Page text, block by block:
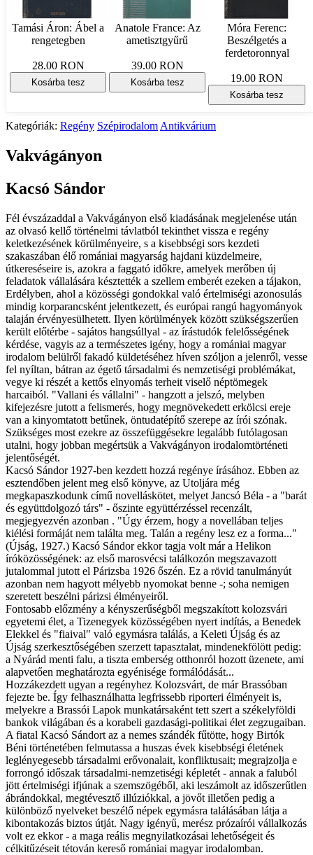
Tamási Áron: Ábel a
rengetegben
28.00 RON
Kosárba tesz
Anatole France: Az
ametisztgyűrű
39.00 RON
Kosárba tesz
Móra Ferenc:
Beszélgetés a
ferdetoronnyal
19.00 RON
Kosárba tesz
Kategóriák: Regény Szépirodalom Antikvárium
Vakvágányon
Kacsó Sándor
Fél évszázaddal a Vakvágányon első kiadásának megjelenése után
az olvasó kellő történelmi távlatból tekinthet vissza e regény
keletkezésének körülményeire, s a kisebbségi sors kezdeti
szakaszában élő romániai magyarság hajdani küzdelmeire,
útkereséseire is, azokra a faggató időkre, amelyek merőben új
feladatok vállalására késztették a szellem emberét ezeken a tájakon,
Erdélyben, ahol a közösségi gondokkal való értelmiségi azonosulás
mindig korparancsként jelentkezett, és európai rangú hagyományok
talaján érvényesülhetett. Ilyen körülmények között szükségszerűen
került előtérbe - sajátos hangsúllyal - az írástudók felelősségének
kérdése, vagyis az a természetes igény, hogy a romániai magyar
irodalom belülről fakadó küldetéséhez híven szóljon a jelenről, vesse
fel nyíltan, bátran az égető társadalmi és nemzetiségi problémákat,
vegye ki részét a kettős elnyomás terheit viselő néptömegek
harcaiból. "Vallani és vállalni" - hangzott a jelszó, melyben
kifejezésre jutott a felismerés, hogy megnövekedett erkölcsi ereje
van a kinyomtatott betűnek, öntudatépítő szerepe az írói szónak.
Szükséges most ezekre az összefüggésekre legalább futólagosan
utalni, hogy jobban megértsük a Vakvágányon irodalomtörténeti
jelentőségét.
Kacsó Sándor 1927-ben kezdett hozzá regénye írásához. Ebben az
esztendőben jelent meg első könyve, az Utoljára még
megkapaszkodunk című novelláskötet, melyet Jancsó Béla - a "barát
és együttdolgozó társ" - őszinte együttérzéssel recenzált,
megjegyezvén azonban . "Úgy érzem, hogy a novellában teljes
kiélési formáját nem találta meg. Talán a regény lesz ez a forma..."
(Újság, 1927.) Kacsó Sándor ekkor tagja volt már a Helikon
íróközösségének: az első marosvécsi találkozón megszavazott
jutalommal jutott el Párizsba 1926 őszén. Ez a rövid tanulmányút
azonban nem hagyott mélyebb nyomokat benne -; soha nemigen
szeretett beszélni párizsi élményeiről.
Fontosabb előzmény a kényszerűségből megszakított kolozsvári
egyetemi élet, a Tizenegyek közösségében nyert indítás, a Benedek
Elekkel és "fiaival" való egymásra találás, a Keleti Újság és az
Újság szerkesztőségében szerzett tapasztalat, mindenekfölött pedig:
a Nyárád menti falu, a tiszta emberség otthonról hozott üzenete, ami
alapvetően meghatározta egyénisége formálódását...
Hozzákezdett ugyan a regényhez Kolozsvárt, de már Brassóban
fejezte be. Így felhasználhatta legfrissebb riporteri élményeit is,
melyekre a Brassói Lapok munkatársaként tett szert a székelyföldi
bankok világában és a korabeli gazdasági-politikai élet zegzugaiban.
A fiatal Kacsó Sándort az a nemes szándék fűtötte, hogy Birtók
Béni történetében felmutassa a huszas évek kisebbségi életének
leglényegesebb társadalmi erővonalait, konfliktusait; megrajzolja e
forrongó időszak társadalmi-nemzetiségi képletét - annak a faluból
jött értelmiségi ifjúnak a szemszögéből, aki leszámolt az időszerűtlen
ábrándokkal, megtévesztő illúziókkal, a jövőt illetően pedig a
különböző nyelveket beszélő népek egymásra találásában látja a
kibontakozás biztos útját. Nagy igényű, merész prózaírói vállalkozás
volt ez ekkor - a maga reális megnyilatkozásai lehetőségeit és
célkitűzéseit tétován kereső romániai magyar irodalomban.